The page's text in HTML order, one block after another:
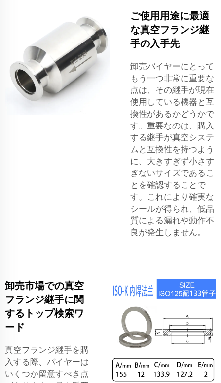
ご使用用途に最適
な真空フランジ継
手の入手先
卸売バイヤーにとって
もう一つ非常に重要な
点は、その継手が現在
使用している機器と互
換性があるかどうかで
す。重要なのは、購入
する継手が真空システ
ムと互換性を持つよう
に、大きすぎず小さす
ぎないサイズであるこ
とを確認することで
す。これにより確実な
シールが得られ、低品
質による漏れや動作不
良が発生しません。
卸売市場での真空
フランジ継手に関
するトップ検索ワ
ード
真空フランジ継手を購
入する際、バイヤーは
いくつか留意すべき点